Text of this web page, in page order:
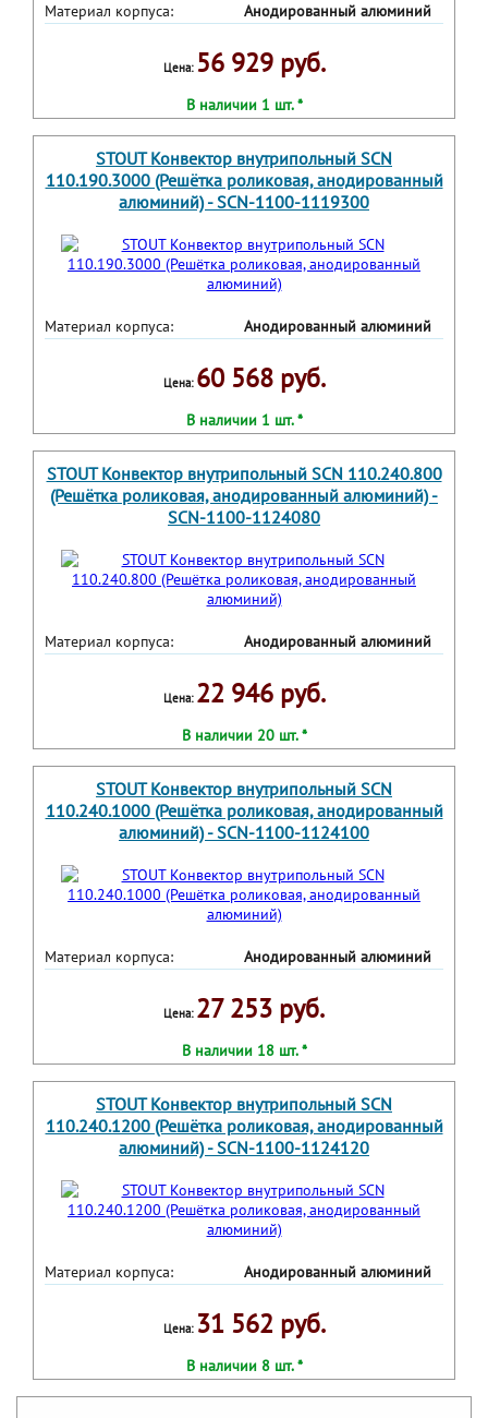
Материал корпуса: Анодированный алюминий
Цена: 56 929 руб.
В наличии 1 шт. *
STOUT Конвектор внутрипольный SCN
110.190.3000 (Решётка роликовая, анодированный
алюминий) - SCN-1100-1119300
Материал корпуса: Анодированный алюминий
Цена: 60 568 руб.
В наличии 1 шт. *
STOUT Конвектор внутрипольный SCN 110.240.800
(Решётка роликовая, анодированный алюминий) -
SCN-1100-1124080
Материал корпуса: Анодированный алюминий
Цена: 22 946 руб.
В наличии 20 шт. *
STOUT Конвектор внутрипольный SCN
110.240.1000 (Решётка роликовая, анодированный
алюминий) - SCN-1100-1124100
Материал корпуса: Анодированный алюминий
Цена: 27 253 руб.
В наличии 18 шт. *
STOUT Конвектор внутрипольный SCN
110.240.1200 (Решётка роликовая, анодированный
алюминий) - SCN-1100-1124120
Материал корпуса: Анодированный алюминий
Цена: 31 562 руб.
В наличии 8 шт. *